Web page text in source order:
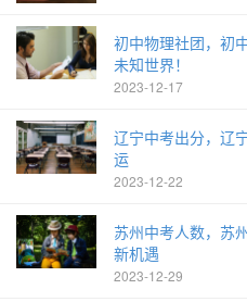
初中物理社团，初
未知世界！
2023-12-17
辽宁中考出分，辽
运
2023-12-22
苏州中考人数，苏
新机遇
2023-12-29